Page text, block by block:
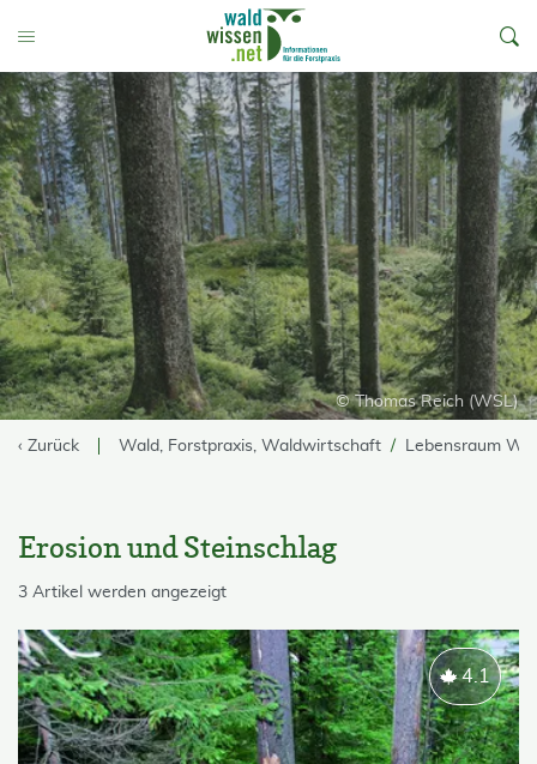
Toggle Menu
© Thomas Reich (WSL)
‹ Zurück Wald, Forstpraxis, Waldwirtschaft Lebensraum
Erosion und Steinschlag
skip List
3 Artikel werden angezeigt
4.1